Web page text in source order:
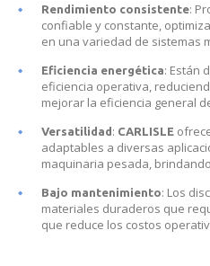
Rendimiento consistente:
confiable y constante,
en una variedad de sistemas
Eficiencia energética: Están
eficiencia operativa,
mejorar la eficiencia general
Versatilidad : CARLISLE
adaptables a diversas
maquinaria pesada,
Bajo mantenimiento: Los
materiales duraderos que
que reduce los costos